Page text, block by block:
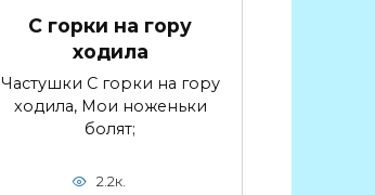
С горки на гору
ходила
Частушки С горки на гору
ходила, Мои ноженьки
болят;
2.2к.